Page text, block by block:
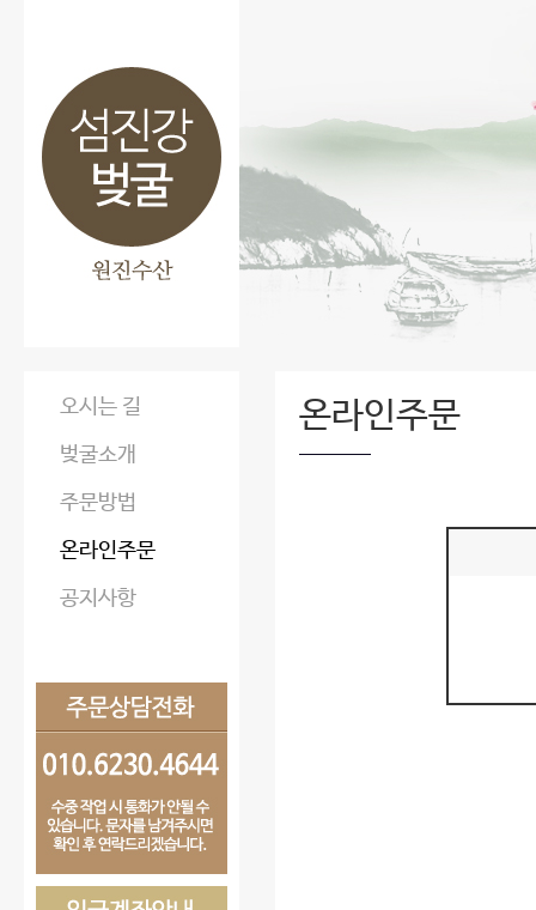
오시는 길
벚굴소개
주문방법
온라인주문
공지사항
온라인주문